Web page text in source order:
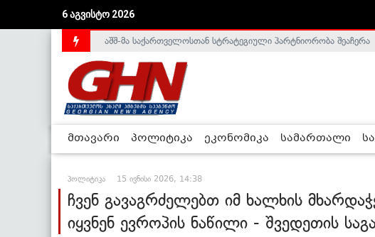
6 აგვისტო 2026
საქართველოს დე-ფაქტო მთავრობა არალეგიტიმურია -
მთავარი პოლიტიკა ეკონომიკა სამართალი
პოლიტიკა 15 ივნისი 2026, 14:38
ჩვენ გავაგრძელებთ იმ ხალხის
იყვნენ ევროპის ნაწილი - შვედეთის